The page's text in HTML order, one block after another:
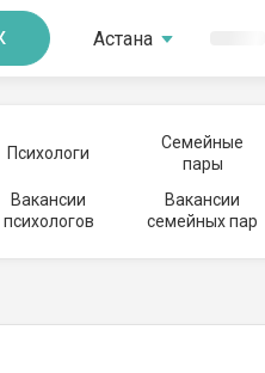
Астана
Психологи
Семейные
пары
Вакансии
психологов
Вакансии
семейных пар